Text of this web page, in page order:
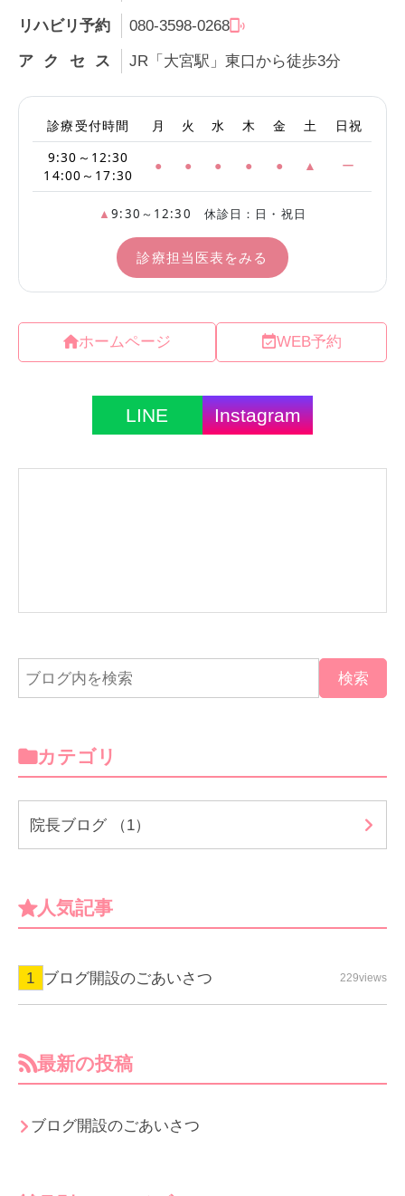
リハビリ予約
080-3598-0268
アクセス
JR「大宮駅」東口から徒歩3分
ホームページ WEB予約
LINE Instagram
カテゴリ
院長ブログ （1）
人気記事
ブログ開設のごあいさつ 229views
最新の投稿
ブログ開設のごあいさつ